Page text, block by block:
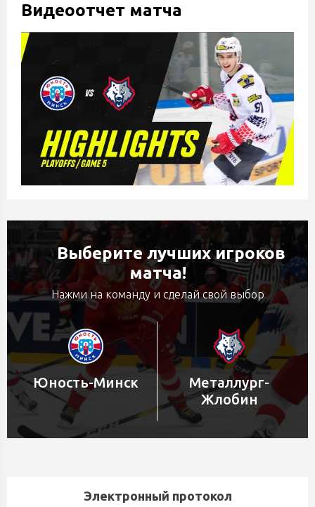
Видеоотчет матча
Выберите лучших игроков
матча!
Нажми на команду и сделай свой выбор
Юность-Минск
Металлург-
Жлобин
Электронный протокол